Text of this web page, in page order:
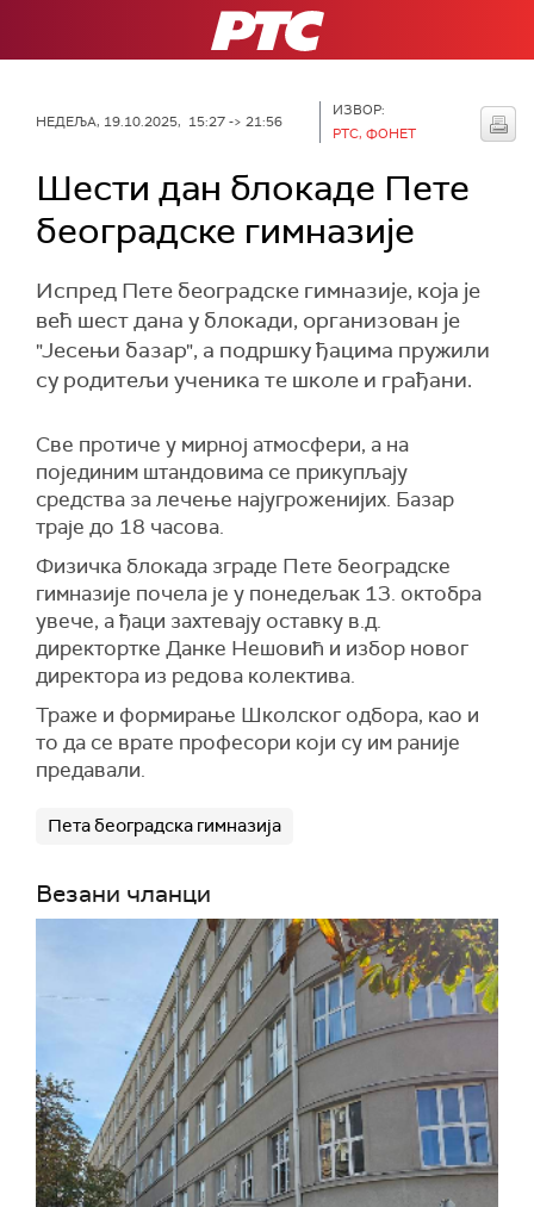
РТС
НЕДЕЉА, 19.10.2025, 15:27 -> 21:56
ИЗВОР:
РТС, ФОНЕТ
Шести дан блокаде Пете
београдске гимназије
Испред Пете београдске гимназије, која је
већ шест дана у блокади, организован је
"Јесењи базар", а подршку ђацима пружили
су родитељи ученика те школе и грађани.
Све протиче у мирној атмосфери, а на
појединим штандовима се прикупљају
средства за лечење најугроженијих. Базар
траје до 18 часова.
Физичка блокада зграде Пете београдске
гимназије почела је у понедељак 13. октобра
увече, а ђаци захтевају оставку в.д.
директортке Данке Нешовић и избор новог
директора из редова колектива.
Траже и формирање Школског одбора, као и
то да се врате професори који су им раније
предавали.
Пета београдска гимназија
Везани чланци